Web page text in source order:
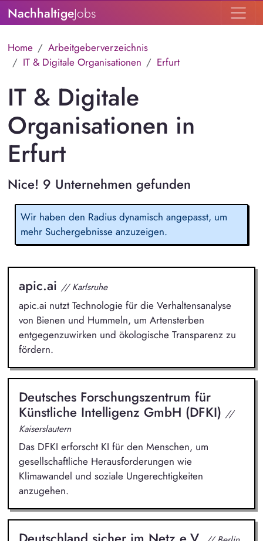
NachhaltigeJobs
Home
Arbeitgeberverzeichnis
IT & Digitale Organisationen
Erfurt
IT & Digitale
Organisationen in
Erfurt
Nice! 9 Unternehmen gefunden
Wir haben den Radius dynamisch angepasst, um
mehr Suchergebnisse anzuzeigen.
apic.ai // Karlsruhe
apic.ai nutzt Technologie für die Verhaltensanalyse
von Bienen und Hummeln, um Artensterben
entgegenzuwirken und ökologische Transparenz zu
fördern.
Deutsches Forschungszentrum für
Künstliche Intelligenz GmbH (DFKI) //
Kaiserslautern
Das DFKI erforscht KI für den Menschen, um
gesellschaftliche Herausforderungen wie
Klimawandel und soziale Ungerechtigkeiten
anzugehen.